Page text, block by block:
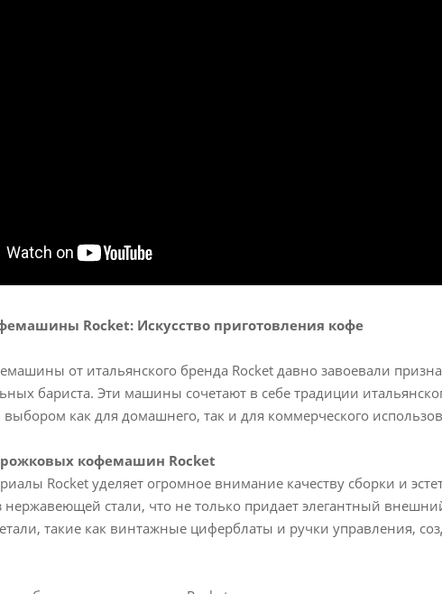
Rocket: Искусство приготовления кофе
от итальянского бренда Rocket давно завоевали
бариста. Эти машины сочетают в себе традиции
как для домашнего, так и для коммерческого
рожковых кофемашин Rocket
Rocket уделяет огромное внимание качеству сборки и
стали, что не только придает элегантный
такие как винтажные циферблаты и ручки управления,